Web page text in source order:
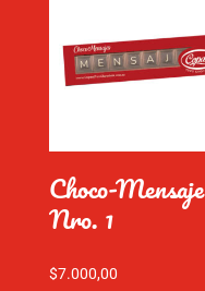
Choco-Mensaje
Nro. 1
$7.000,00